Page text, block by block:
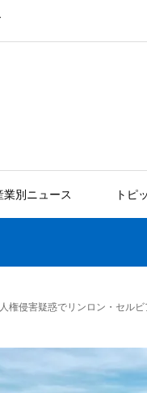
業別ニュース トピ
権侵害疑惑でリンロン・セル